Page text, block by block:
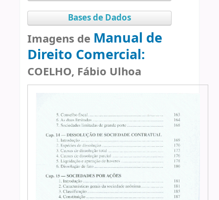
Bases de Dados
Imagens de Manual de
Direito Comercial:
COELHO, Fábio Ulhoa